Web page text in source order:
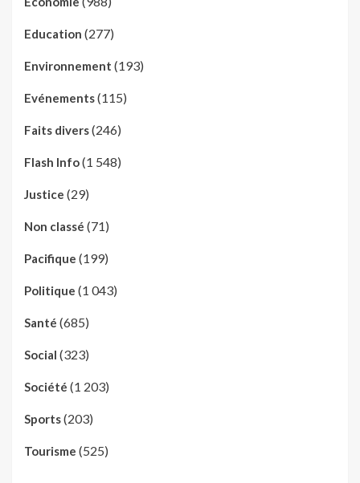
Education (277)
Environnement (193)
Evénements(115)
Faits divers(246)
Flash Info(1 548)
Justice (29)
Non classé (71)
Pacifique (199)
Politique (1 043)
Santé (685)
Social (323)
Société (1 203)
Sports(203)
Tourisme (525)